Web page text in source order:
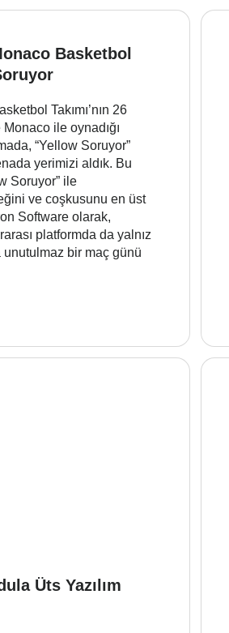
Basketbol
Takımı’nın 26
ile oynadığı
“Yellow Soruyor”
yerimizi aldık. Bu
Soruyor” ile
ve coşkusunu en üst
Software olarak,
platformda da yalnız
unutulmaz bir maç günü
Üts Yazılım